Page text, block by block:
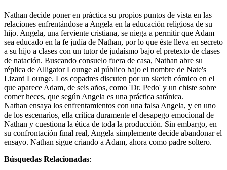
Nathan decide poner en práctica su propios puntos de vista en las
relaciones enfrentándose a Angela en la educación religiosa de su
hijo. Angela, una ferviente cristiana, se niega a permitir que Adam
sea educado en la fe judía de Nathan, por lo que éste lleva en secreto
a su hijo a clases con un tutor de judaísmo bajo el pretexto de clases
de natación. Buscando consuelo fuera de casa, Nathan abre su
réplica de Alligator Lounge al público bajo el nombre de Nate's
Lizard Lounge. Los copadres discuten por un sketch cómico en el
que aparece Adam, de seis años, como 'Dr. Pedo' y un chiste sobre
comer heces, que según Angela es una práctica satánica.
Nathan ensaya los enfrentamientos con una falsa Angela, y en uno
de los escenarios, ella critica duramente el desapego emocional de
Nathan y cuestiona la ética de toda la producción. Sin embargo, en
su confrontación final real, Angela simplemente decide abandonar el
ensayo. Nathan sigue criando a Adam, ahora como padre soltero.
Búsquedas Relacionadas: